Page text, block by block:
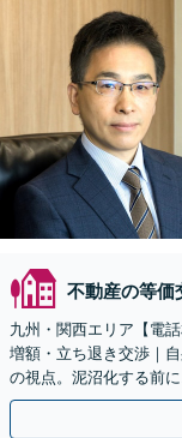
不動産の等価
九州・関西エリア【電
増額・立ち退き交渉｜
の視点。泥沼化する前
門チームで正当な権利